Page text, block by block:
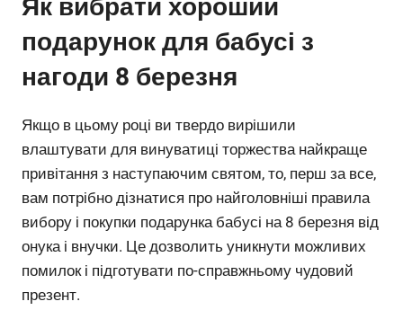
Як вибрати хороший
подарунок для бабусі з
нагоди 8 березня
Якщо в цьому році ви твердо вирішили
влаштувати для винуватиці торжества найкраще
привітання з наступаючим святом, то, перш за все,
вам потрібно дізнатися про найголовніші правила
вибору і покупки подарунка бабусі на 8 березня від
онука і внучки. Це дозволить уникнути можливих
помилок і підготувати по-справжньому чудовий
презент.